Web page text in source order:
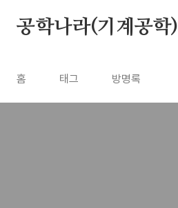
공학나라(기계공학)
홈 태그 방명록